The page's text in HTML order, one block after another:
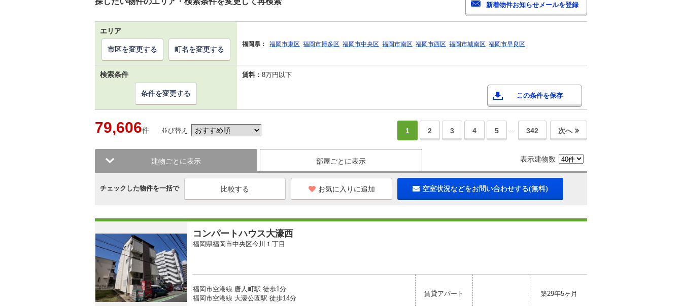
エリア
福岡県： 福岡市東区 福岡市博多区 福岡市中央区 福岡市南区 福岡市西区 福岡市城南区 福岡市早良区
市区を変更する 町名を変更する
検索条件 賃料： 8万円以下
この条件を保存
条件を変更する
79,606件 並び替え 1 2 3 4 5 … 342 次へ
建物ごとに表示 部屋ごとに表示 表示建物数
チェックした物件を一括で お気に入りに追加 空室状況などをお問い合わせする(無料)
コンパートハウス大濠西
福岡県福岡市中央区今川１丁目
福岡市空港線 唐人町駅 徒歩1分
福岡市空港線 大濠公園駅 徒歩14分
賃貸アパート 築29年5ヶ月